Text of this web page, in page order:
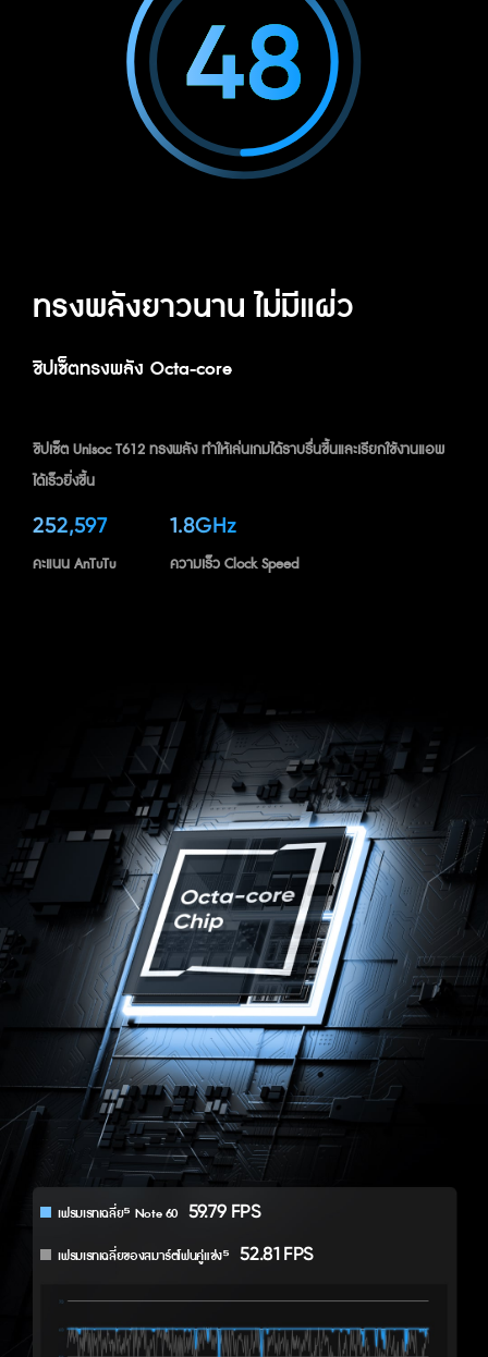
ทรงพลังยาวนาน ไม่มีแผ่ว
ชิปเซ็ตทรงพลัง Octa-core
ชิปเซ็ต Unisoc T612 ทรงพลัง ทำให้เล่นเกมได้ราบรื่นขึ้นและเรียกใช้งานแอพ
ได้เร็วยิ่งขึ้น
252,597
คะแนน AnTuTu
1.8GHz
ความเร็ว Clock Speed
เฟรมเรทเฉลี่ย⁵ Note 60 59.79 FPS
เฟรมเรทเฉลี่ยของสมาร์ตโฟนคู่แข่ง⁵ 52.81 FPS